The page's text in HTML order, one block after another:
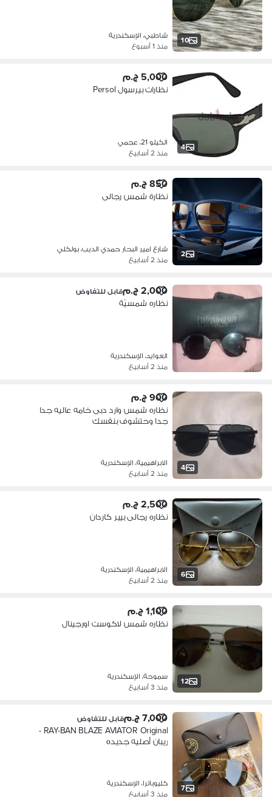
10
شاطبي، الإسكندرية
منذ 1 أسبوع
4
5,000 ج.م
نظارات بيرسول Persol
الكيلو 21، عجمي
منذ 2 أسابيع
2
850 ج.م
نظارة شمس رجالى
شارع امير البحار حمدي الديب، بولكلي
منذ 2 أسابيع
2,000 ج.م قابل للتفاوض
نظاره شمسيّة
العوايد، الإسكندرية
منذ 2 أسابيع
4
900 ج.م
نظاره شمس وارد دبى خامه عاليه جدا
جدا وحتشوف بنفسك
الابراهيمية، الإسكندرية
منذ 2 أسابيع
6
2,500 ج.م
نظاره رجالى بيير كاردان
الابراهيمية، الإسكندرية
منذ 2 أسابيع
12
1,100 ج.م
نظاره شمس لاكوست اورجينال
سموحة، الإسكندرية
منذ 3 أسابيع
7
7,000 ج.م قابل للتفاوض
RAY-BAN BLAZE AVIATOR Original -
ريبان أصليه جديده
كليوباترا، الإسكندرية
منذ 3 أسابيع